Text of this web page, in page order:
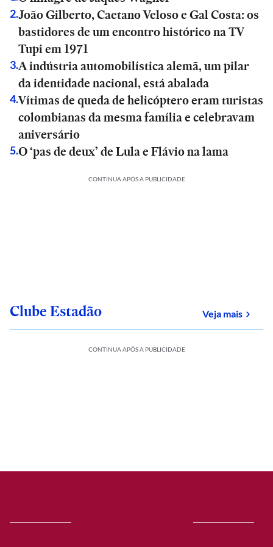
2.João Gilberto, Caetano Veloso e Gal Costa: os
bastidores de um encontro histórico na TV
Tupi em 1971
3.A indústria automobilística alemã, um pilar
da identidade nacional, está abalada
4.Vítimas de queda de helicóptero eram turistas
colombianas da mesma família e celebravam
aniversário
5.O ‘pas de deux’ de Lula e Flávio na lama
CONTINUA APÓS A PUBLICIDADE
Clube Estadão Veja maissobre
CONTINUA APÓS A PUBLICIDADE